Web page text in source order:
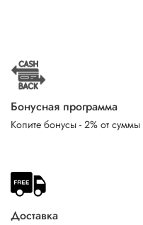
Бонусная программа
Копите бонусы - 2% от суммы
Доставка